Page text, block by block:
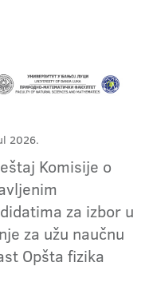
2026.
Komisije o
za izbor u
za užu naučnu
Opšta fizika